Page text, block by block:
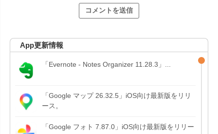
App更新情報
「Evernote - Notes Organizer 11.28.3」...
「Google マップ 26.32.5」iOS向け最新版をリリ
ース。
「Google フォト 7.87.0」iOS向け最新版をリリー